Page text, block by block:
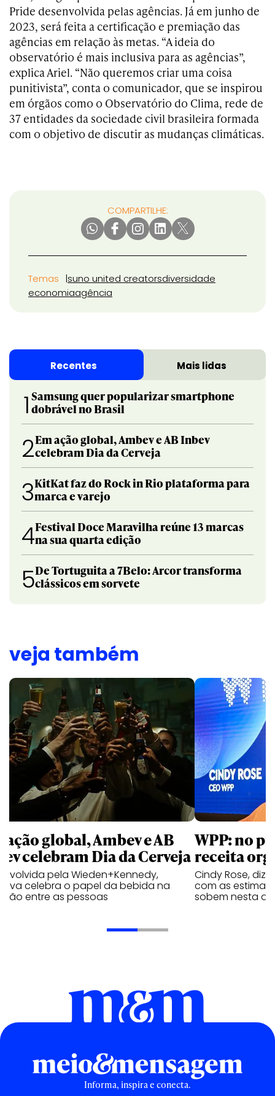
Pride desenvolvida pelas agências. Já em junho de
2023, será feita a certificação e premiação das
agências em relação às metas. “A ideia do
observatório é mais inclusiva para as agências”,
explica Ariel. “Não queremos criar uma coisa
punitivista”, conta o comunicador, que se inspirou
em órgãos como o Observatório do Clima, rede de
37 entidades da sociedade civil brasileira formada
com o objetivo de discutir as mudanças climáticas.
COMPARTILHE:
Temas suno united creatorsdiversidade
economiaagência
Recentes Mais lidas
1 Samsung quer popularizar smartphone
dobrável no Brasil
2Em ação global, Ambev e AB Inbev
celebram Dia da Cerveja
3KitKat faz do Rock in Rio plataforma para
marca e varejo
4Festival Doce Maravilha reúne 13 marcas
na sua quarta edição
5De Tortuguita a 7Belo: Arcor transforma
clássicos em sorvete
veja também
ação global, Ambev e AB
celebram Dia da Cerveja
pela Wieden+Kennedy,
celebra o papel da bebida na
entre as pessoas
WPP: no
receita
Cindy Rose, diz
com as
sobem nesta
Informa, inspira e conecta.